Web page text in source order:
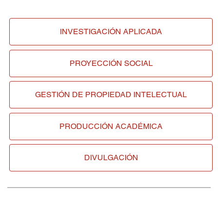
INVESTIGACIÓNAPLICADA
PROYECCIÓN SOCIAL
GESTIÓN DE PROPIEDAD INTELECTUAL
PRODUCCIÓN ACADÉMICA
DIVULGACIÓN